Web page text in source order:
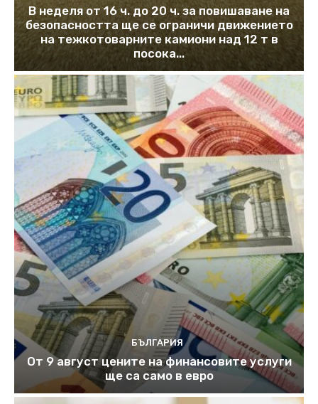
В неделя от 16 ч. до 20 ч. за повишаване на
безопасността ще се ограничи движението
на тежкотоварните камиони над 12 т в
посока...
БЪЛГАРИЯ
От 9 август цените на финансовите услуги
ще са само в евро